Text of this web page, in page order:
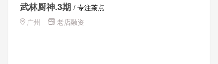
武林厨神.3期 / 专注茶点
广州
老店融资